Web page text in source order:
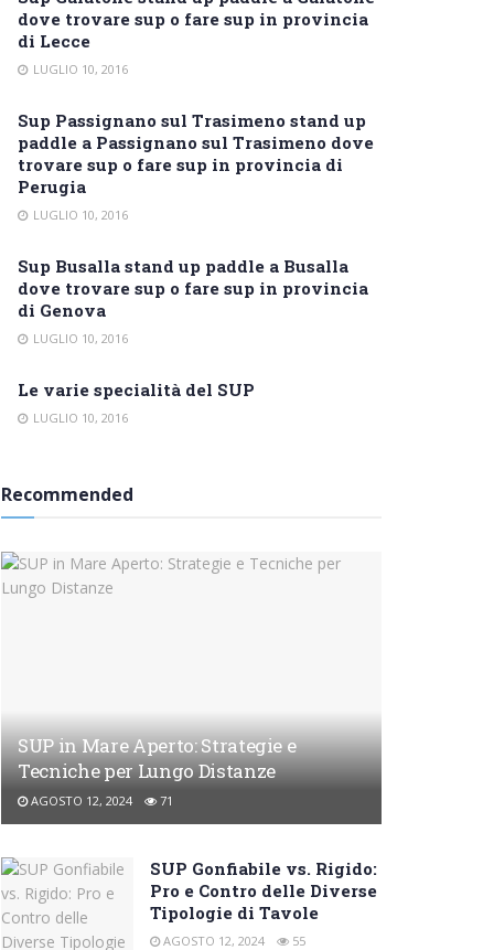
dove trovare sup o fare sup in provincia
di Lecce
LUGLIO 10, 2016
Sup Passignano sul Trasimeno stand up
paddle a Passignano sul Trasimeno dove
trovare sup o fare sup in provincia di
Perugia
LUGLIO 10, 2016
Sup Busalla stand up paddle a Busalla
dove trovare sup o fare sup in provincia
di Genova
LUGLIO 10, 2016
Le varie specialità del SUP
LUGLIO 10, 2016
Recommended
SUP in Mare Aperto: Strategie e
Tecniche per Lungo Distanze
AGOSTO 12, 2024 71
SUP Gonfiabile vs. Rigido:
Pro e Contro delle Diverse
Tipologie di Tavole
AGOSTO 12, 2024 55